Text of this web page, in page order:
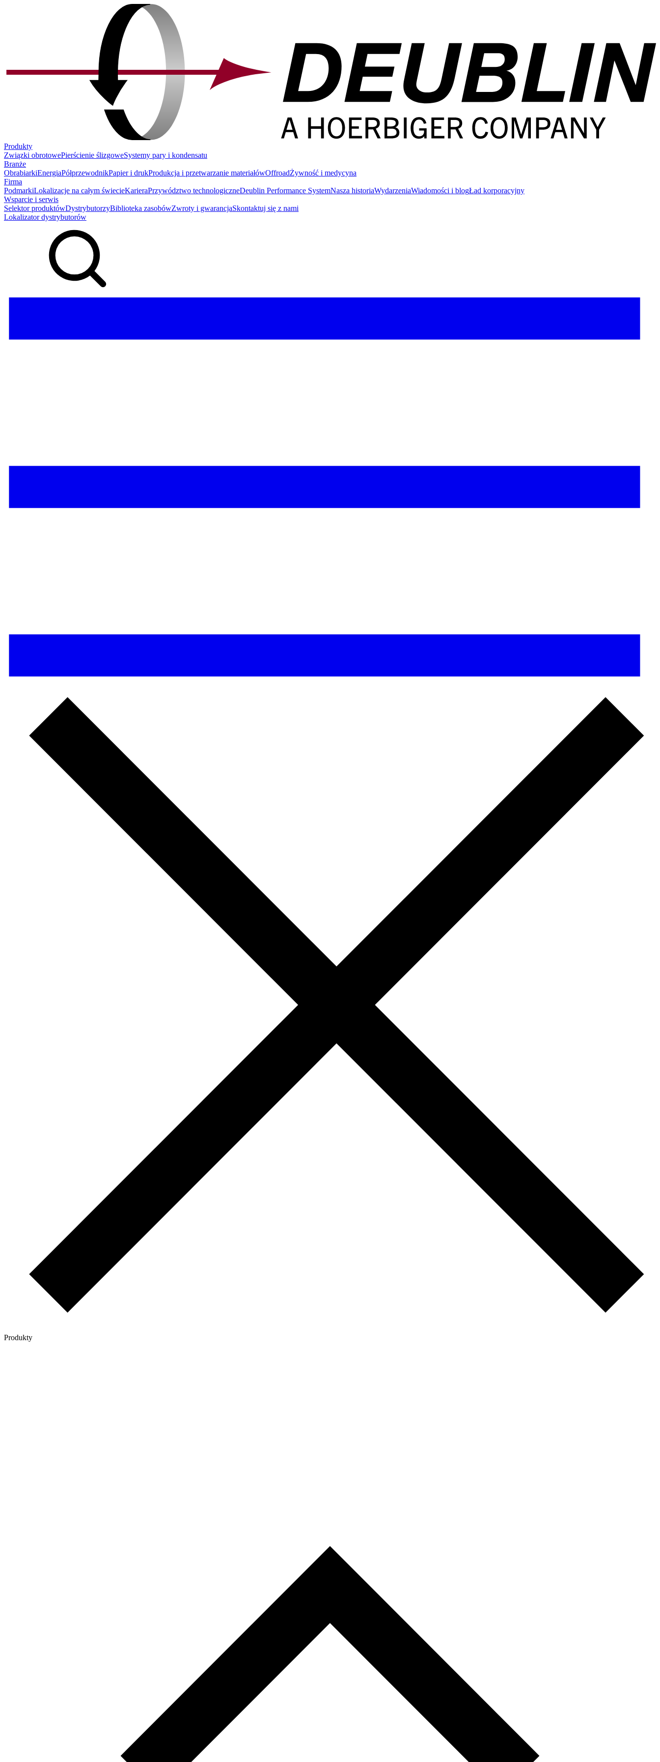
Produkty
Związki obrotowePierścienie ślizgoweSystemy pary i kondensatu
Branże
ObrabiarkiEnergiaPółprzewodnikPapier i drukProdukcja i przetwarzanie materiałówOffroadŻywność i medycyna
Firma
PodmarkiLokalizacje na całym świecieKarieraPrzywództwo technologiczneDeublin Performance SystemNasza historiaWydarzeniaWiadomości i blogŁad korporacyjny
Wsparcie i serwis
Selektor produktówDystrybutorzyBiblioteka zasobówZwroty i gwarancjaSkontaktuj się z nami
Lokalizator dystrybutorów
Produkty